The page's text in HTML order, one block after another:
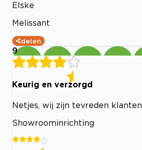
Elske
Melissant
delen
9
Keurig en verzorgd
Netjes, wij zijn tevreden klanten
Showroominrichting